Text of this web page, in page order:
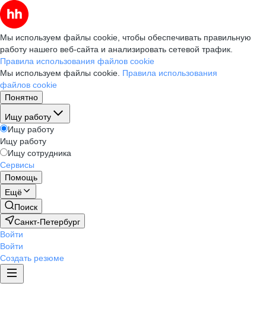
Мы используем файлы cookie, чтобы обеспечивать правильную
работу нашего веб-сайта и анализировать сетевой трафик.
Правила использования файлов cookie
Мы используем файлы cookie. Правила использования
файлов cookie
Понятно
Ищу работу
Ищу работу
Ищу работу
Ищу сотрудника
Сервисы
Помощь
Ещё
Поиск
Санкт-Петербург
Войти
Войти
Создать резюме